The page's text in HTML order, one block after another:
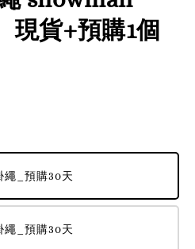
現貨+預購1個
繩_預購30天
繩_預購30天